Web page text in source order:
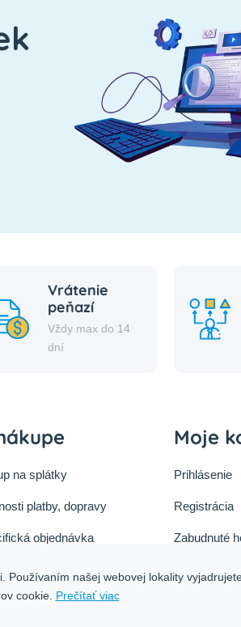
Vrátenie
peňazí
Vždy max do 14
dní
na splátky
platby, dopravy
objednávka
osobných údajov
Moje
Prihlásenie
Registrácia
Zabudnuté
našej webovej lokality
cookie. Prečítať viac